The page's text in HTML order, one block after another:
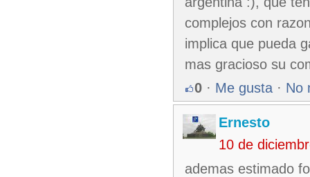
complejos con
implica que pueda
mas gracioso su
0 · Me gusta · No
Ernesto
10 de
ademas estimado